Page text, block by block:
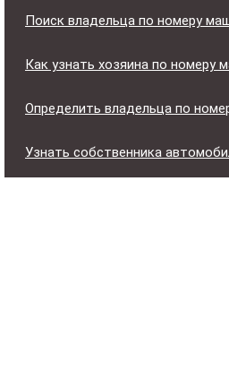
Поиск владельца по номеру
Как узнать хозяина по номеру
Определить владельца по
Узнать собственника